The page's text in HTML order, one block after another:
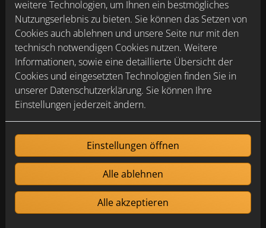
Planung, Installation und Wartung vom
Profi
Eine zentrale Wohnraumlüftung muss richtig
dimensioniert sein und – damit Sie Fördermittel
bekommen – die Mindestanforderungen nach DIN
weitere Technologien, um Ihnen ein bestmögliches
Nutzungserlebnis zu bieten. Sie können das Setzen von
Cookies auch ablehnen und unsere Seite nur mit den
technisch notwendigen Cookies nutzen. Weitere
Informationen, sowie eine detaillierte Übersicht der
Cookies und eingesetzten Technologien finden Sie in
unserer Datenschutzerklärung. Sie können Ihre
Einstellungen jederzeit ändern.
Einstellungen öffnen
Alle ablehnen
Alle akzeptieren